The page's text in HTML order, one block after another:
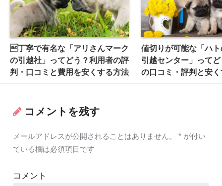
丁寧で有名な「アリさんマーク
の引越社」ってどう？利用者の評
判・口コミと費用を安くする方法
値切りが可能な「ハ
引越センター」って
の口コミ・評判と安
コメントを残す
メールアドレスが公開されることはありません。 *が付い
ている欄は必須項目です
コメント